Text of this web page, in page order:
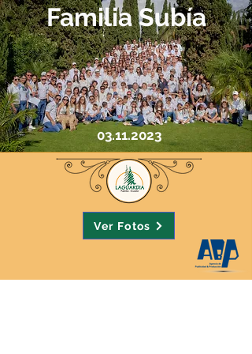
Familia Subía
03.11.2023
Ver Fotos